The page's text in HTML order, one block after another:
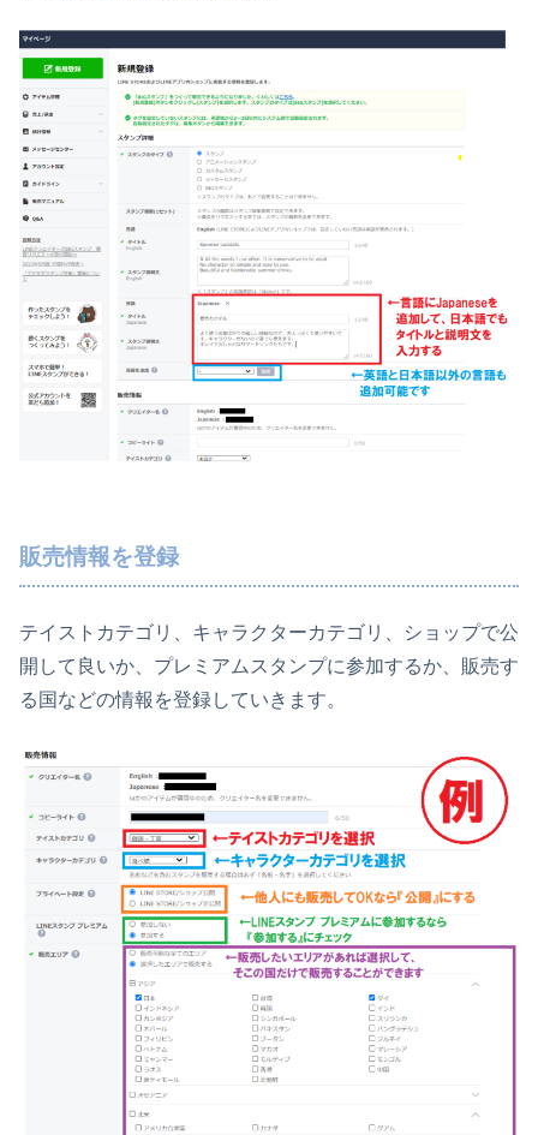
販売情報を登録
テイストカテゴリ、キャラクターカテゴリ、ショップで公
開して良いか、プレミアムスタンプに参加するか、販売す
る国などの情報を登録していきます。